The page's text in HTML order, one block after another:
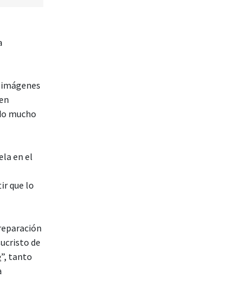
mucho
en el
que lo
de
”, tanto